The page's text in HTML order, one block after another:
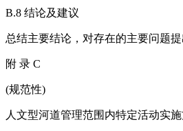
B.8 结论及建议
总结主要结论，对存在的主要问题提
附 录 C
(规范性)
人文型河道管理范围内特定活动实